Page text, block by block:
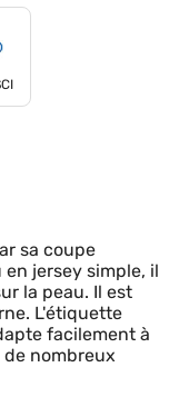
sa coupe
jersey simple, il
la peau. Il est
L'étiquette
facilement à
nombreux